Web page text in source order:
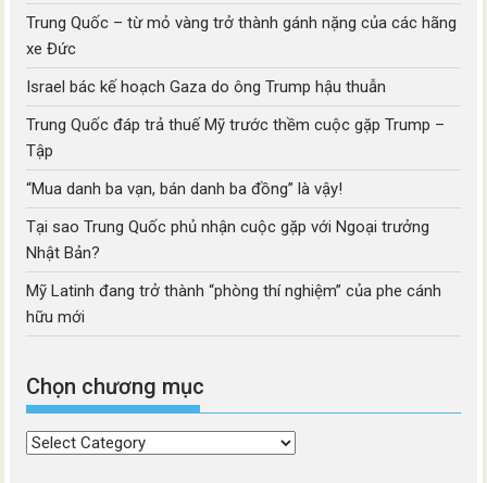
Trung Quốc – từ mỏ vàng trở thành gánh nặng của các hãng
xe Đức
Israel bác kế hoạch Gaza do ông Trump hậu thuẫn
Trung Quốc đáp trả thuế Mỹ trước thềm cuộc gặp Trump –
Tập
“Mua danh ba vạn, bán danh ba đồng” là vậy!
Tại sao Trung Quốc phủ nhận cuộc gặp với Ngoại trưởng
Nhật Bản?
Mỹ Latinh đang trở thành “phòng thí nghiệm” của phe cánh
hữu mới
Chọn chương mục
Chọn